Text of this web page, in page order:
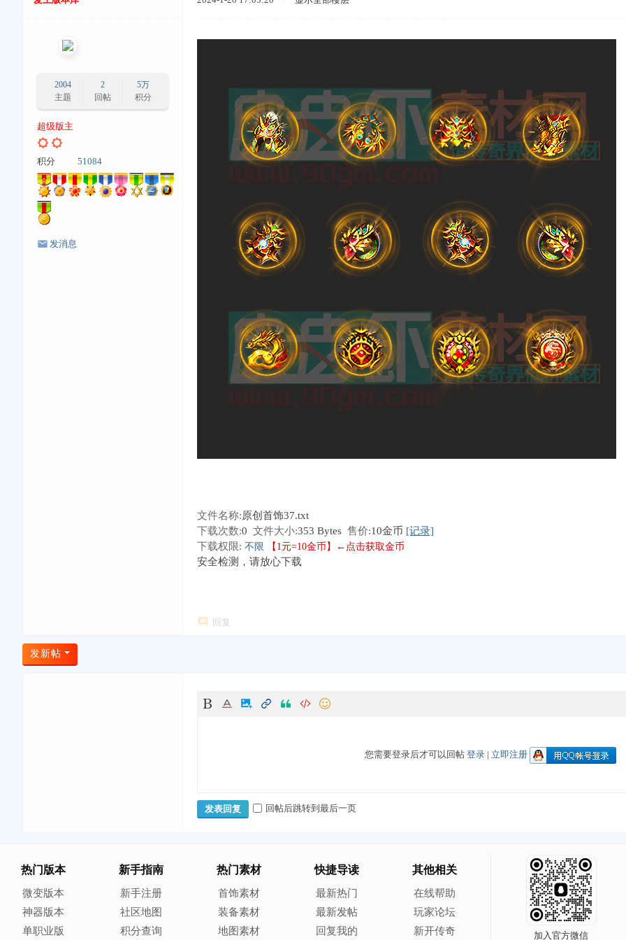
2004
主题
2
回帖
5万
积分
超级版主
积分 51084
发消息
文件名称:原创首饰37.txt
下载次数:0 文件大小:353 Bytes 售价:10金币 [记录]
下载权限: 不限 【1元=10金币】←点击获取金币
安全检测，请放心下载
回复
发新帖
您需要登录后才可以回帖 登录| 立即注册
发表回复 回帖后跳转到最后一页
热门版本
微变版本
神器版本
单职业版
新手指南
新手注册
社区地图
积分查询
热门素材
首饰素材
装备素材
地图素材
快捷导读
最新热门
最新发帖
回复我的
其他相关
在线帮助
玩家论坛
新开传奇
加入官方微信